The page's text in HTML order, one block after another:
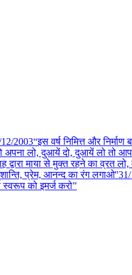
/2003“इस वर्ष निमित्त और
अपना लो, दुआयें दो, दुआयें लो तो
माया से मुक्त रहने का व्रत लो,
प्रेम, आनन्द का रंग लगाओ''
स्वरूप को इमर्ज करो”